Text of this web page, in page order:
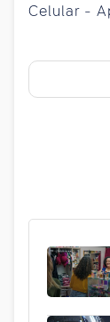
Celular -